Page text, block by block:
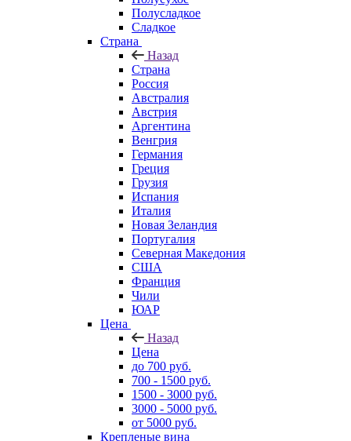
Полусладкое
Сладкое
Страна
Назад
Страна
Россия
Австралия
Австрия
Аргентина
Венгрия
Германия
Греция
Грузия
Испания
Италия
Новая Зеландия
Португалия
Северная Македония
США
Франция
Чили
ЮАР
Цена
Назад
Цена
до 700 руб.
700 - 1500 руб.
1500 - 3000 руб.
3000 - 5000 руб.
от 5000 руб.
Крепленые вина